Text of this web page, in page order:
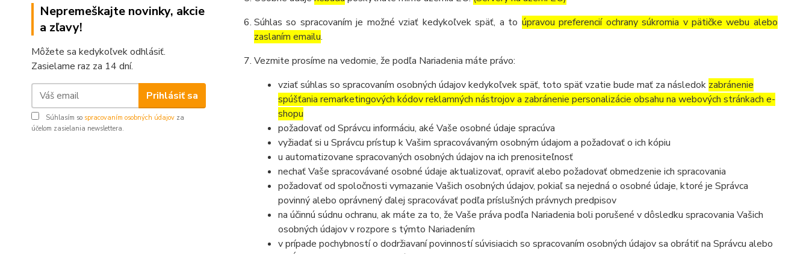
Nepremeškajte novinky, akcie
a zľavy!
Môžete sa kedykoľvek odhlásiť.
Zasielame raz za 14 dní.
Prihlásiť sa
Súhlasím so spracovaním osobných údajov za
účelom zasielania newslettera.
Súhlas so spracovaním je možné vziať kedykoľvek späť, a to úpravou preferencií ochrany súkromia v pätičke webu alebo
zaslaním emailu.
Vezmite prosíme na vedomie, že podľa Nariadenia máte právo:
vziať súhlas so spracovaním osobných údajov kedykoľvek späť, toto späť vzatie bude mať za následok zabránenie
spúšťania remarketingových kódov reklamných nástrojov a zabránenie personalizácie obsahu na webových stránkach e-
shopu
požadovať od Správcu informáciu, aké Vaše osobné údaje spracúva
vyžiadať si u Správcu prístup k Vašim spracovávaným osobným údajom a požadovať o ich kópiu
u automatizovane spracovaných osobných údajov na ich prenositeľnosť
nechať Vaše spracovávané osobné údaje aktualizovať, opraviť alebo požadovať obmedzenie ich spracovania
požadovať od spoločnosti vymazanie Vašich osobných údajov, pokiaľ sa nejedná o osobné údaje, ktoré je Správca
povinný alebo oprávnený ďalej spracovávať podľa príslušných právnych predpisov
na účinnú súdnu ochranu, ak máte za to, že Vaše práva podľa Nariadenia boli porušené v dôsledku spracovania Vašich
osobných údajov v rozpore s týmto Nariadením
v prípade pochybností o dodržiavaní povinností súvisiacich so spracovaním osobných údajov sa obrátiť na Správcu alebo